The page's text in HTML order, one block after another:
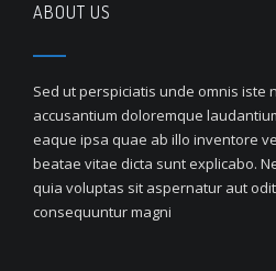
ABOUT US
Sed ut perspiciatis unde omnis iste
accusantium doloremque
eaque ipsa quae ab illo inventore
beatae vitae dicta sunt explicabo.
quia voluptas sit aspernatur aut
consequuntur magni